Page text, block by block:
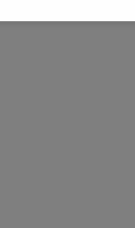
i przechowywanie plików cookie
dane osobowe w następujących
charakterystyki urządzenia
Spersonalizowane reklamy i treści,